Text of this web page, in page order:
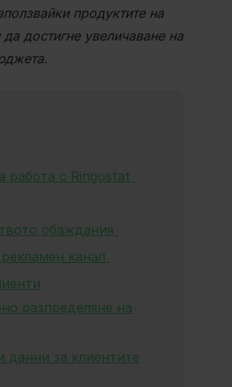
продуктите на
достигне увеличаване на
работа с Ringostat
обаждания
канал
разпределяне на
за клиентите